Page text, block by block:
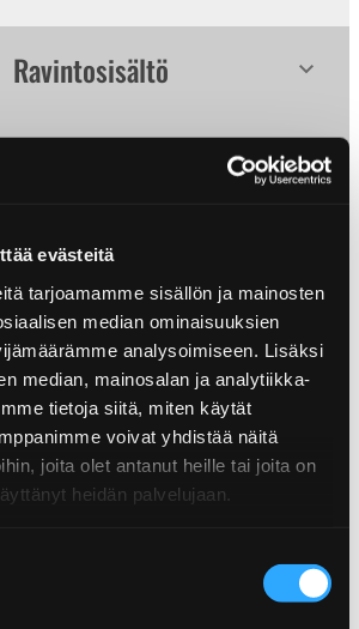
evästeitä
tarjoamamme sisällön ja mainosten
median ominaisuuksien
analysoimiseen. Lisäksi
median, mainosalan ja analytiikka-
tietoja siitä, miten käytät
voivat yhdistää näitä
joita olet antanut heille tai joita on
heidän palvelujaan.
Ravintosisältö
per 100ml
6g
5,8g
0,8g
4,4g
EAN: 6430034015376
sopivia reseptejä
olemme käyttäneet tätä